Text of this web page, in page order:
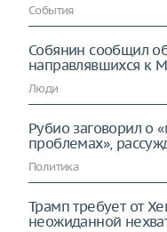
События
Собянин сообщил
направлявшихся к
Люди
Рубио заговорил о
проблемах»,
Политика
Трамп требует от
неожиданной